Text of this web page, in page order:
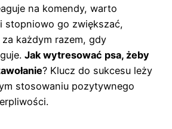
na komendy, warto
stopniowo go zwiększać,
każdym razem, gdy
Jak wytresować psa, żeby
? Klucz do sukcesu leży
stosowaniu pozytywnego